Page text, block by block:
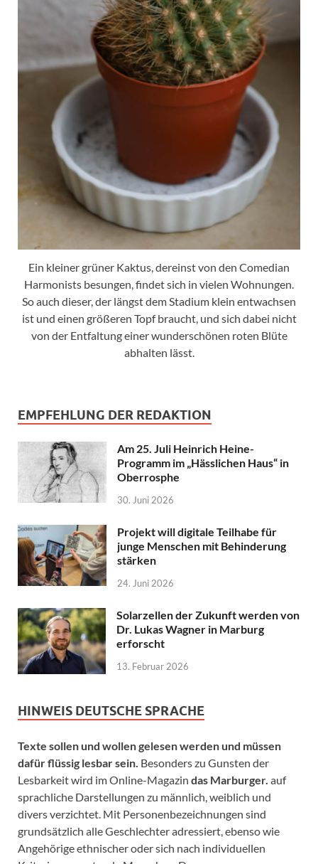
Ein kleiner grüner Kaktus, dereinst von den Comedian
Harmonists besungen, findet sich in vielen Wohnungen.
So auch dieser, der längst dem Stadium klein entwachsen
ist und einen größeren Topf braucht, und sich dabei nicht
von der Entfaltung einer wunderschönen roten Blüte
abhalten lässt.
EMPFEHLUNG DER REDAKTION
Am 25. Juli Heinrich Heine-
Programm im „Hässlichen Haus“ in
Oberrosphe
30. Juni 2026
Projekt will digitale Teilhabe für
junge Menschen mit Behinderung
stärken
24. Juni 2026
Solarzellen der Zukunft werden von
Dr. Lukas Wagner in Marburg
erforscht
13. Februar 2026
HINWEIS DEUTSCHE SPRACHE
Texte sollen und wollen gelesen werden und müssen
dafür flüssig lesbar sein. Besonders zu Gunsten der
Lesbarkeit wird im Online-Magazin das Marburger. auf
sprachliche Darstellungen zu männlich, weiblich und
divers verzichtet. Mit Personenbezeichnungen sind
grundsätzlich alle Geschlechter adressiert, ebenso wie
Angehörige ethnischer oder sich nach individuellen